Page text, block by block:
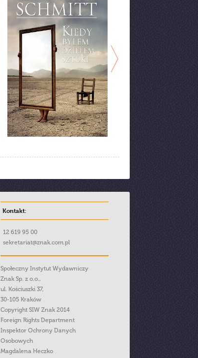
Kontakt:
12 619 95 00
sekretariat@znak.com.pl
Społeczny Instytut Wydawniczy
Znak Sp. z o.o.,
ul. Kościuszki 37,
30-105 Kraków
Copyright SIW Znak 2014
Foreign Rights Department
Inspektor Ochrony Danych
Osobowych
Magdalena Heczko